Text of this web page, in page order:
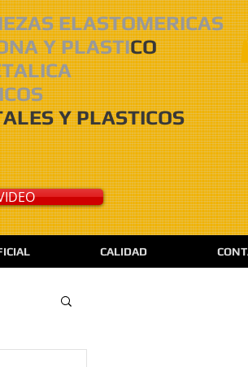
ELASTOMERICAS
Y PLASTICO
Y PLASTICOS
CALIDAD